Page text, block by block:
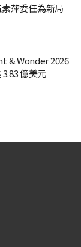
萍委任為新局
& Wonder 2026
億美元